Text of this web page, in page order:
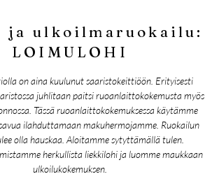
ja ulkoilmaruokailu:
LOIMULOHI
on aina kuulunut saaristokeittiöön. Erityisesti
juhlitaan paitsi ruoanlaittokokemusta myös
Tässä ruoanlaittokokemuksessa käytämme
ilahduttamaan makuhermojamme. Ruokailun
olla hauskaa. Aloitamme sytyttämällä tulen.
herkullista liekkilohi ja luomme maukkaan
ulkoilukokemuksen.